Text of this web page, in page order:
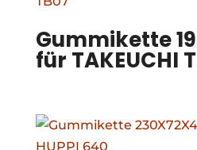
Gummikette
für TAKEUCHI